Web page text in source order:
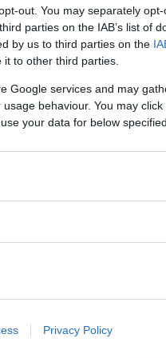
out. You may separately
parties on the IAB’s list of
by us to third parties on the
to other third parties.
Google services and may
behaviour. You may
your data for below
Privacy Policy
och filmar
det är en skön